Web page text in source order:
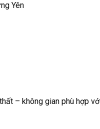
Yên
– không gian phù hợp